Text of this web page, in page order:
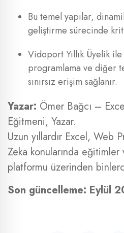
Bu temel yapılar,
geliştirme sürecinde
Vidoport Yıllık Üyelik
programlama ve diğer
sınırsız erişim sağlanır.
Yazar: Ömer Bağcı –
Eğitmeni, Yazar.
Uzun yıllardır Excel, Web
Zeka konularında
platformu üzerinden
Son güncelleme: Eylül